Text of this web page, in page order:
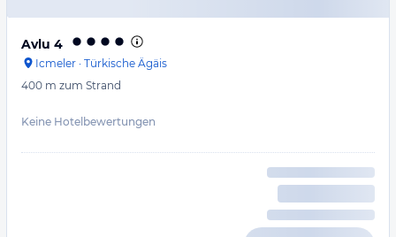
Avlu 4
Icmeler · Türkische Ägäis
400 m zum Strand
Keine Hotelbewertungen